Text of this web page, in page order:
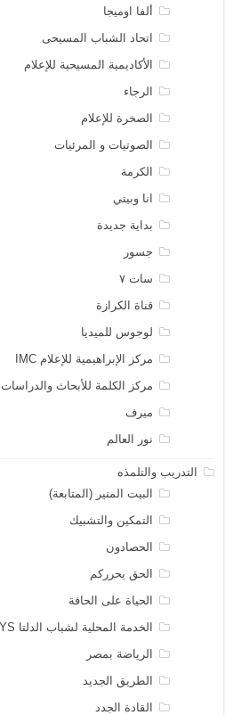
ألفا اوميجا
اتحاد الشباب المسيحى
الأكاديمية المسيحية للإعلام
الرجاء
الصخرة للإعلام
الصوتيات و المرئيات
الكرمة
انا وبيتي
بداية جديدة
جسور
سات ٧
قناة الكرازة
لوجوس للميديا
مركز الإبراهيمية للإعلام IMC
مركز الكلمة للأبحاث والدراسات
ميرف
نور العالم
التدريب والتلمذه
البيت المنير (المتابعة)
التمكين والتشبيك
الحصادون
الحق يحرركم
الحياة على الحافة
الخدمة المحلية لشباب الدلتا DNYS
الرياضة بمصر
الطريق الجديد
القادة الجدد